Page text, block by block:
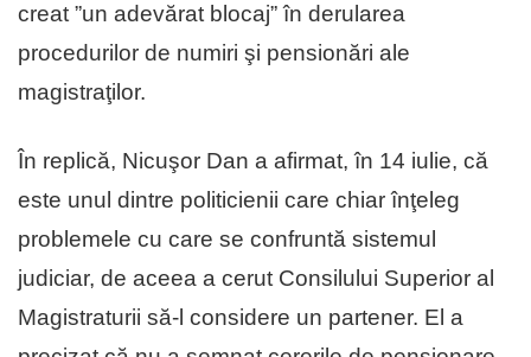
creat ”un adevărat blocaj” în derularea
procedurilor de numiri şi pensionări ale
magistraţilor.
În replică, Nicuşor Dan a afirmat, în 14 iulie, că
este unul dintre politicienii care chiar înţeleg
problemele cu care se confruntă sistemul
judiciar, de aceea a cerut Consilului Superior al
Magistraturii să-l considere un partener. El a